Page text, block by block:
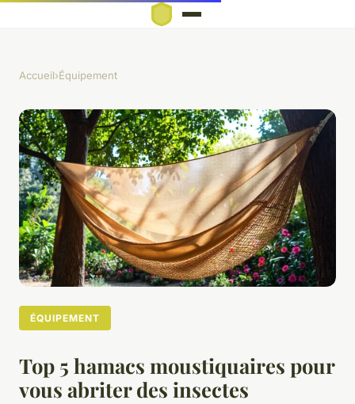
Accueil›Équipement
ÉQUIPEMENT
Top 5 hamacs moustiquaires pour
vous abriter des insectes